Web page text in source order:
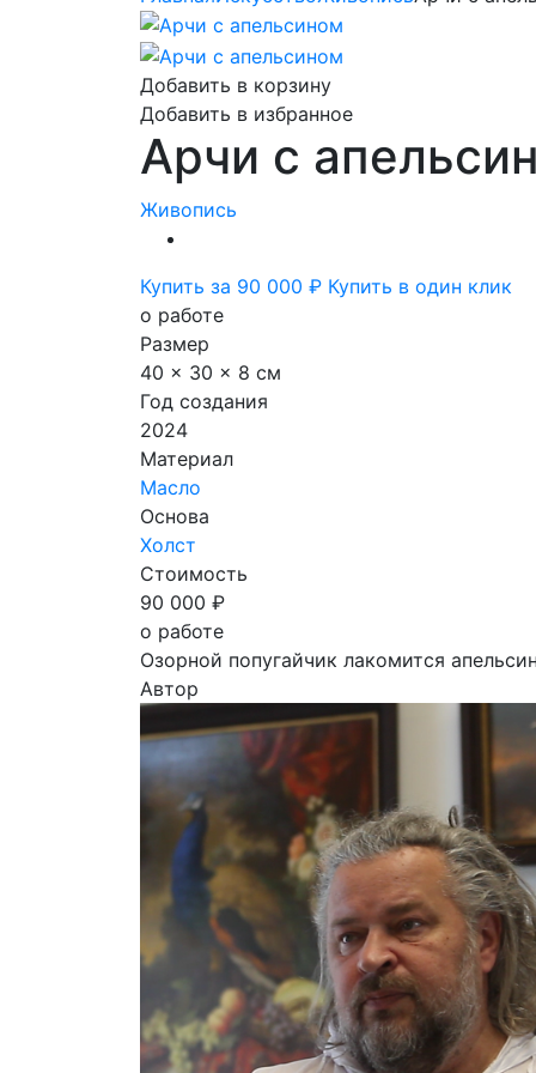
Добавить в корзину
Добавить в избранное
Арчи с
Живопись
Купить за 90 000 ₽ Купить в один клик
о работе
Размер
40 x 30 x 8 см
Год создания
2024
Материал
Масло
Основа
Холст
Стоимость
90 000 ₽
о работе
Озорной попугайчик лакомится
Автор